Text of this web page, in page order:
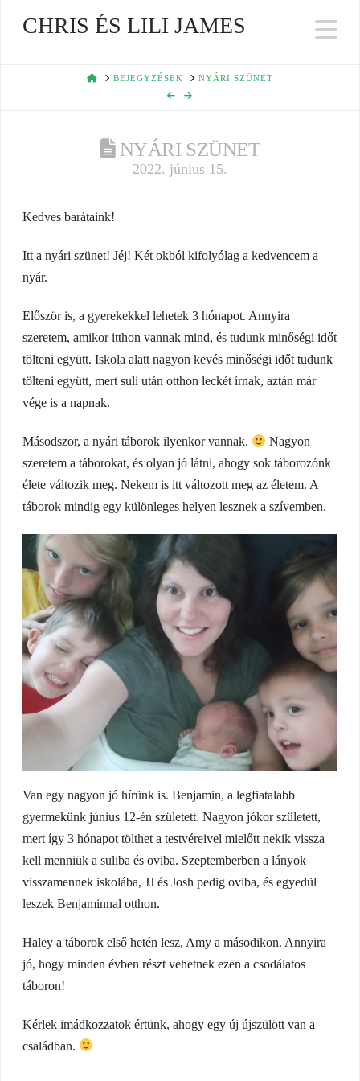
CHRIS ÉS LILI JAMES
HOMEBEJEGYZÉSEK NYÁRI SZÜNET
NYÁRI SZÜNET
2022. június 15.
Kedves barátaink!
Itt a nyári szünet! Jéj! Két okból kifolyólag a kedvencem a
nyár.
Először is, a gyerekekkel lehetek 3 hónapot. Annyira
szeretem, amikor itthon vannak mind, és tudunk minőségi időt
tölteni együtt. Iskola alatt nagyon kevés minőségi időt tudunk
tölteni együtt, mert suli után otthon leckét írnak, aztán már
vége is a napnak.
Másodszor, a nyári táborok ilyenkor vannak.
Nagyon
szeretem a táborokat, és olyan jó látni, ahogy sok táborozónk
élete változik meg. Nekem is itt változott meg az életem. A
táborok mindig egy különleges helyen lesznek a szívemben.
Van egy nagyon jó hírünk is. Benjamin, a legfiatalabb
gyermekünk június 12-én született. Nagyon jókor született,
mert így 3 hónapot tölthet a testvéreivel mielőtt nekik vissza
kell menniük a suliba és oviba. Szeptemberben a lányok
visszamennek iskolába, JJ és Josh pedig oviba, és egyedül
leszek Benjaminnal otthon.
Haley a táborok első hetén lesz, Amy a másodikon. Annyira
jó, hogy minden évben részt vehetnek ezen a csodálatos
táboron!
Kérlek imádkozzatok értünk, ahogy egy új újszülött van a
családban.